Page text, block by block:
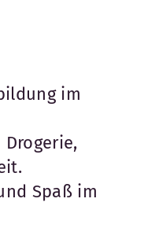
im
Spaß im